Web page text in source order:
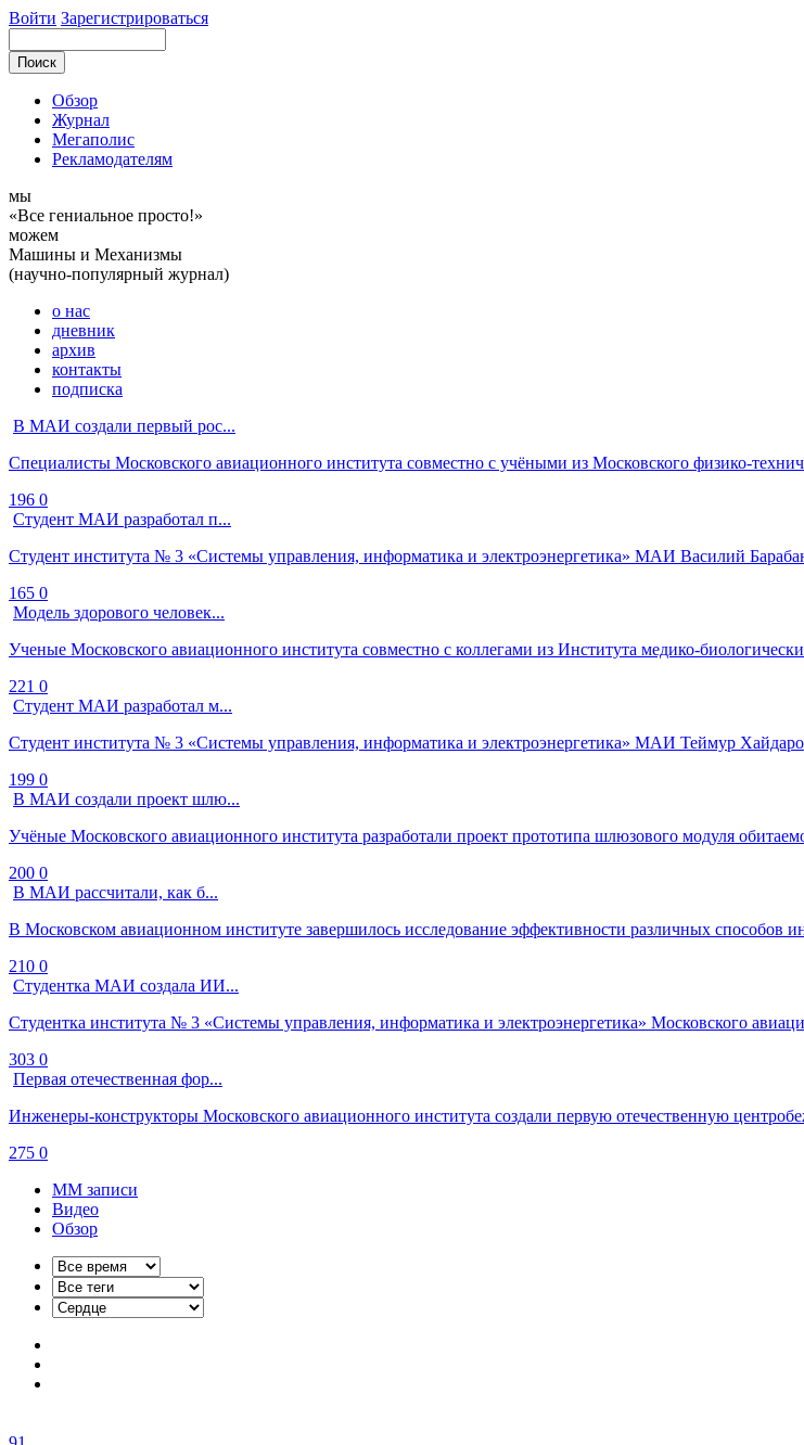
Войти Зарегистрироваться
Обзор
Журнал
Мегаполис
Рекламодателям
мы
«Все гениальное просто!»
можем
Машины и Механизмы
(научно-популярный журнал)
о нас
дневник
архив
контакты
подписка
В МАИ создали первый рос...
Специалисты Московского авиационного института совместно с учёными из Московского физико-
196 0
Студент МАИ разработал п...
Студент института № 3 «Системы управления, информатика и электроэнергетика» МАИ Василий
165 0
Модель здорового человек...
Ученые Московского авиационного института совместно с коллегами из Института медико-
221 0
Студент МАИ разработал м...
Студент института № 3 «Системы управления, информатика и электроэнергетика» МАИ Теймур
199 0
В МАИ создали проект шлю...
Учёные Московского авиационного института разработали проект прототипа шлюзового модуля
200 0
В МАИ рассчитали, как б...
В Московском авиационном институте завершилось исследование эффективности различных способов
210 0
Студентка МАИ создала ИИ...
Студентка института № 3 «Системы управления, информатика и электроэнергетика» Московского
303 0
Первая отечественная фор...
Инженеры-конструкторы Московского авиационного института создали первую отечественную
275 0
ММ записи
Видео
Обзор